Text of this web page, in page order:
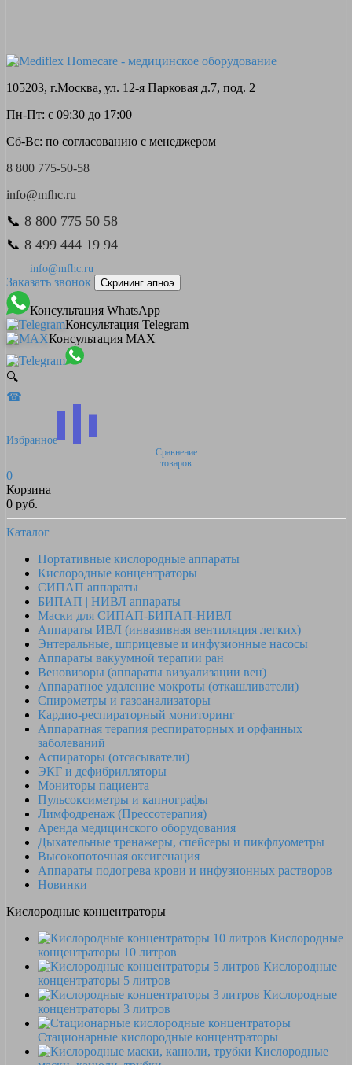
105203, г.Москва, ул. 12-я Парковая д.7, под. 2
Пн-Пт: с 09:30 до 17:00
Сб-Вс: по согласованию с менеджером
8 800 775-50-58
info@mfhc.ru
📞 8 800 775 50 58
📞 8 499 444 19 94
info@mfhc.ru
Заказать звонок Скрининг апноэ
Консультация WhatsApp
Консультация Telegram
Консультация MAX
🔍
☎
Избранное
Сравнение
товаров
0
Корзина
0 руб.
Каталог
Портативные кислородные аппараты
Кислородные концентраторы
СИПАП аппараты
БИПАП | НИВЛ аппараты
Маски для СИПАП-БИПАП-НИВЛ
Аппараты ИВЛ (инвазивная вентиляция легких)
Энтеральные, шприцевые и инфузионные насосы
Аппараты вакуумной терапии ран
Веновизоры (аппараты визуализации вен)
Аппаратное удаление мокроты (откашливатели)
Спирометры и газоанализаторы
Кардио-респираторный мониторинг
Аппаратная терапия респираторных и орфанных
заболеваний
Аспираторы (отсасыватели)
ЭКГ и дефибрилляторы
Мониторы пациента
Пульсоксиметры и капнографы
Лимфодренаж (Прессотерапия)
Аренда медицинского оборудования
Дыхательные тренажеры, спейсеры и пикфлуометры
Высокопоточная оксигенация
Аппараты подогрева крови и инфузионных растворов
Новинки
Кислородные концентраторы
Кислородные
концентраторы 10 литров
Кислородные
концентраторы 5 литров
Кислородные
концентраторы 3 литров
Стационарные кислородные концентраторы
Кислородные